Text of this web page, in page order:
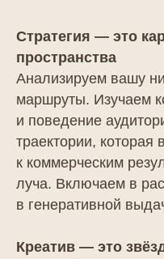
Стратегия — это
пространства
Анализируем вашу
маршруты. Изучаем
и поведение
траектории, которая
к коммерческим
луча. Включаем в
в генеративной
Креатив — это